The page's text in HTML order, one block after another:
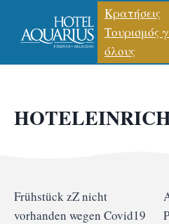
Κρατήσεις
Τουρισμός
όλους
Frühstück zZ nicht
vorhanden wegen Covid19